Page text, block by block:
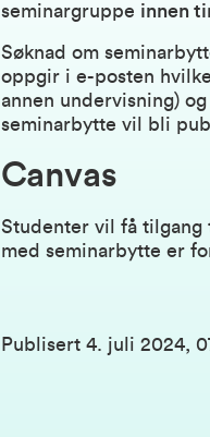
seminargruppe innen
Søknad om
oppgir i e-posten
annen undervisning)
seminarbytte vil bli
Canvas
Studenter vil få tilgang
med seminarbytte er
Publisert 4. juli 2024,